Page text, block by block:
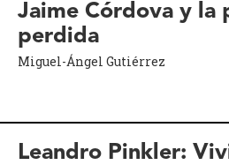
Jaime Córdova y la
perdida
Miguel-Ángel Gutiérrez
Leandro Pinkler: